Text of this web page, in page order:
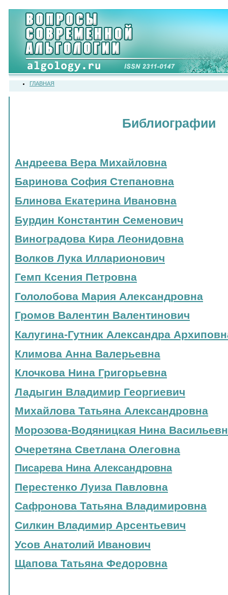
ГЛАВНАЯ
Библиографии
Андреева Вера Михайловна
Баринова София Степановна
Блинова Екатерина Ивановна
Бурдин Константин Семенович
Виноградова Кира Леонидовна
Волков Лука Илларионович
Гемп Ксения Петровна
Гололобова Мария Александровна
Громов Валентин Валентинович
Калугина-Гутник Александра
Климова Анна Валерьевна
Клочкова Нина Григорьевна
Ладыгин Владимир Георгиевич
Михайлова Татьяна Александровна
Морозова-Водяницкая Нина
Очеретяна Светлана Олеговна
Писарева Нина Александровна
Перестенко Луиза Павловна
Сафронова Татьяна Владимировна
Силкин Владимир Арсентьевич
Усов Анатолий Иванович
Щапова Татьяна Федоровна